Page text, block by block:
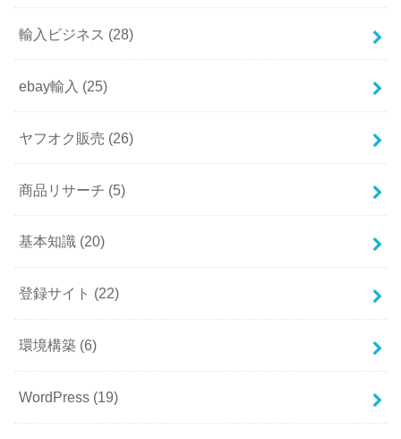
輸入ビジネス (28)
ebay輸入 (25)
ヤフオク販売 (26)
商品リサーチ (5)
基本知識 (20)
登録サイト (22)
環境構築 (6)
WordPress (19)